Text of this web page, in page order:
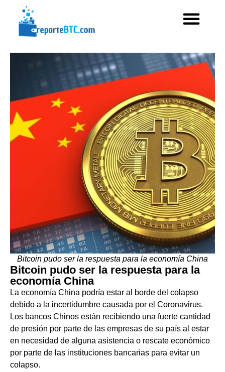
Bitcoin pudo ser la respuesta para la economía China
Bitcoin pudo ser la respuesta para la
economía China
La economía China podría estar al borde del colapso
debido a la incertidumbre causada por el Coronavirus.
Los bancos Chinos están recibiendo una fuerte cantidad
de presión por parte de las empresas de su país al estar
en necesidad de alguna asistencia o rescate económico
por parte de las instituciones bancarias para evitar un
colapso.